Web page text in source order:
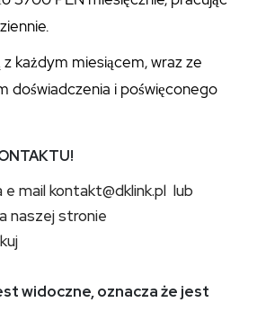
każdym miesiącem, wraz ze
doświadczenia i poświęconego
mail kontakt@dklink.pl lub
naszej stronie
widoczne, oznacza że jest